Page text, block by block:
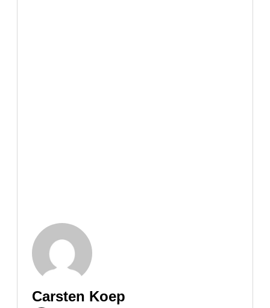
Carsten Koep